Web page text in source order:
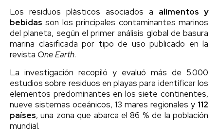
Los residuos plásticos asociados a alimentos y
bebidas son los principales contaminantes marinos
del planeta, según el primer análisis global de basura
marina clasificada por tipo de uso publicado en la
revista One Earth.
La investigación recopiló y evaluó más de 5.000
estudios sobre residuos en playas para identificar los
elementos predominantes en los siete continentes,
nueve sistemas oceánicos, 13 mares regionales y 112
países, una zona que abarca el 86 % de la población
mundial.